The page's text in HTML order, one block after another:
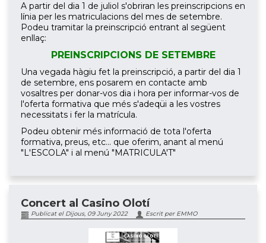
A partir del dia 1 de juliol s'obriran les preinscripcions en
línia per les matriculacions del mes de setembre.
Podeu tramitar la preinscripció entrant al següent
enllaç:
PREINSCRIPCIONS DE SETEMBRE
Una vegada hàgiu fet la preinscripció, a partir del dia 1
de setembre, ens posarem en contacte amb
vosaltres per donar-vos dia i hora per informar-vos de
l'oferta formativa que més s'adeqüi a les vostres
necessitats i fer la matrícula.
Podeu obtenir més informació de tota l'oferta
formativa, preus, etc... que oferim, anant al menú
"L'ESCOLA" i al menú "MATRICULA'T"
Concert al Casino Olotí
Publicat el Dijous, 09 Juny 2022 Escrit per EMMO